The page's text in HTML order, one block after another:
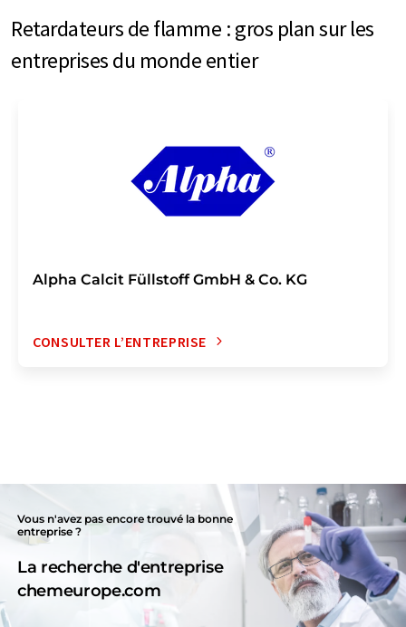
Retardateurs de flamme : gros plan sur les
entreprises du monde entier
Alpha Calcit Füllstoff GmbH & Co. KG
CONSULTER L’ENTREPRISE
Vous n'avez pas encore trouvé la bonne
entreprise ?
La recherche d'entreprise
chemeurope.com